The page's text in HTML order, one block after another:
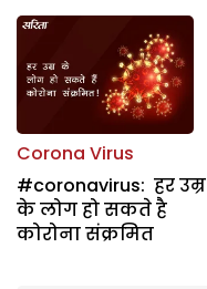
Corona Virus
#coronavirus: हर उम्र
के लोग हो सकते है
कोरोना संक्रमित